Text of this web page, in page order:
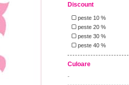
Discount
peste 10 %
peste 20 %
peste 30 %
peste 40 %
Culoare
-